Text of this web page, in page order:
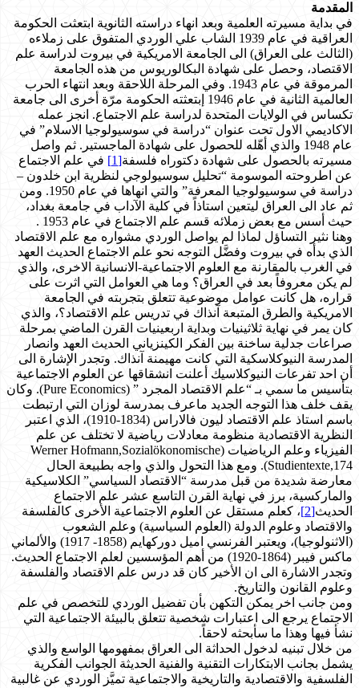
المقدمة
في بداية مسيرته العلمية وبعد انهاء دراسته الثانوية ابتعثت الحكومة
العراقية في عام 1939 الشاب علي الوردي المتفوق على زملاءه
(الثالث على العراق) الى الجامعة الامريكية في بيروت لدراسة علم
الاقتصاد، وحصل على شهادة البكالوريوس من هذه الجامعة
المرموقة في عام 1943. وفي المرحلة اللاحقة وبعد انتهاء الحرب
العالمية الثانية في عام 1946 إبتعثته الحكومة مرّة أخرى الى جامعة
تكساس في الولايات المتحدة لدراسة علم الاجتماع. انجز عمله
الاكاديمي الاول تحت عنوان “دراسة في سوسيولوجيا الاسلام” في
عام 1948 والذي أهّله للحصول على شهادة الماجستير. ثم واصل
مسيرته بالحصول على شهادة دكتوراه فلسفة[1]
في علم الاجتماع
عن اطروحته الموسومة “تحليل سوسيولوجي لنظرية ابن خلدون –
دراسة في سوسيولوجيا المعرفة” والتي انهاها في عام 1950. ومن
ثم عاد الى العراق ليتعين استاذاً في كلية الآداب في جامعة بغداد،
حيث أسس مع بعض زملائه قسم علم الاجتماع في عام 1953 .
وهنا نثير التساؤل لماذا لم يواصل الوردي مشواره مع علم الاقتصاد
الذي بدأه في بيروت وفضَّل التوجه نحو علم الاجتماع الحديث العهد
في الغرب بالمقارنة مع العلوم الاجتماعية-الانسانية الاخرى، والذي
لم يكن معروفاً بعد في العراق؟ وما هي العوامل التي اثرت على
قراره، هل كانت عوامل موضوعية تتعلق بتجربته في الجامعة
الامريكية والطرق المتبعة آنذاك في تدريس علم الاقتصاد؟، والذي
كان يمر في نهاية ثلاثينيات وبداية اربعينيات القرن الماضي بمرحلة
صراعات جدلية ساخنة بين الفكر الكينزياني الحديث العهد وانصار
المدرسة النيوكلاسكية التي كانت مهيمنة آنذاك. وتجدر الإشارة الى
أن احد تفرعات النيوكلاسيك أعلنت انشقاقها عن العلوم الاجتماعية
بتأسيس ما سمي بـ “علم الاقتصاد المجرد ” (Pure Economics). وكان
يقف خلف هذا التوجه الجديد ماعرف بمدرسة لوزان التي ارتبطت
باسم استاذ علم الاقتصاد ليون فالاراس (1834-1910)، الذي اعتبر
النظرية الاقتصادية منظومة معادلات رياضية لا تختلف عن علم
الفيزياء وعلم الرياضيات (Werner Hofmann,Sozialökonomische
Studientexte,174). ومع هذا التحول والذي واجه بطبيعة الحال
معارضة شديدة من قبل مدرسة “الاقتصاد السياسي” الكلاسيكية
والماركسية، برز في نهاية القرن التاسع عشر علم الاجتماع
الحديث[2]
، كعلم مستقل عن العلوم الاجتماعية الأخرى كالفلسفة
والاقتصاد وعلوم الدولة (العلوم السياسية) وعلم الشعوب
(الاثنولوجيا)، ويعتبر الفرنسي اميل دوركهايم (1858- 1917) والألماني
ماكس فيبر (1864-1920) من أهم المؤسسين لعلم الاجتماع الحديث.
وتجدر الاشارة الى ان الأخير كان قد درس علم الاقتصاد والفلسفة
وعلوم القانون والتاريخ.
ومن جانب اخر يمكن التكهن بأن تفضيل الوردي للتخصص في علم
الاجتماع يرجع الى اعتبارات شخصية تتعلق بالبيئة الاجتماعية التي
نشأ فيها وهذا ما سأبحثه لاحقاً.
من خلال تبنيه لدخول الحداثة الى العراق بمفهومها الواسع والذي
يشمل بجانب الابتكارات التقنية والفنية الحديثة الجوانب الفكرية
الفلسفية والاقتصادية والتاريخية والاجتماعية تميَّز الوردي عن غالبية